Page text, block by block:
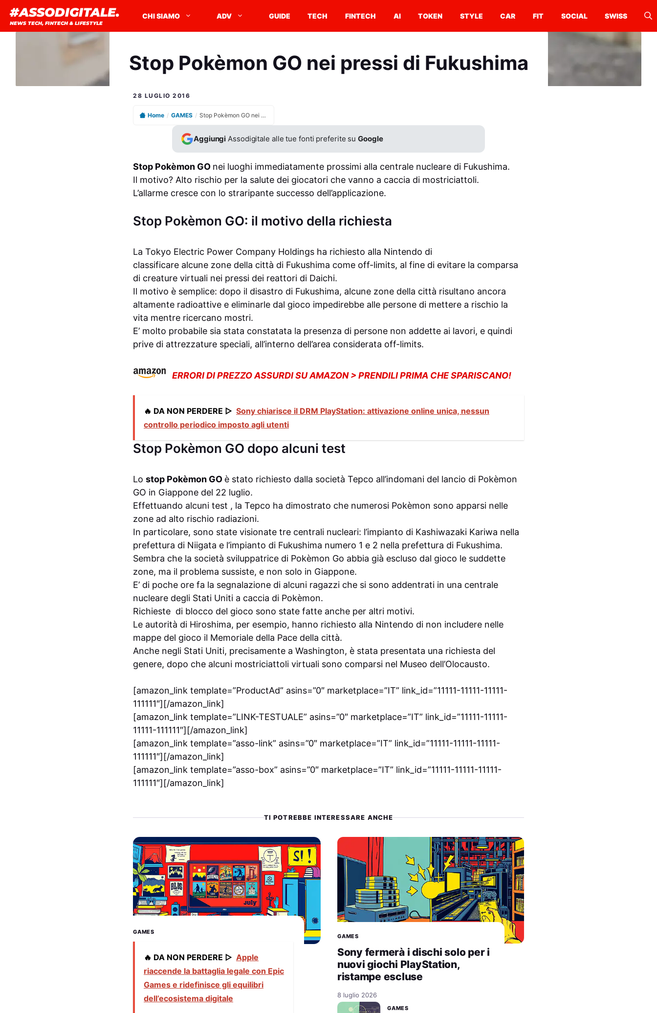
contenuto
#ASSODIGITALE.
NEWS TECH, FINTECH & LIFESTYLE
CHI SIAMO ADV GUIDE TECH FINTECH AI TOKEN STYLE CAR FIT SOCIAL SWISS
Stop Pokèmon GO nei pressi di Fukushima
28 LUGLIO 2016
Home / GAMES / Stop Pokèmon GO nei pressi di Fukushima
Aggiungi Assodigitale alle tue fonti preferite suGoogle
Stop Pokèmon GO nei luoghi immediatamente prossimi alla centrale nucleare di Fukushima.
Il motivo? Alto rischio per la salute dei giocatori che vanno a caccia di mostriciattoli.
L’allarme cresce con lo straripante successo dell’applicazione.
Stop Pokèmon GO: il motivo della richiesta
La Tokyo Electric Power Company Holdings ha richiesto alla Nintendo di
classificare alcune zone della città di Fukushima come off-limits, al fine di evitare la comparsa
di creature virtuali nei pressi dei reattori di Daichi.
Il motivo è semplice: dopo il disastro di Fukushima, alcune zone della città risultano ancora
altamente radioattive e eliminarle dal gioco impedirebbe alle persone di mettere a rischio la
vita mentre ricercano mostri.
E’ molto probabile sia stata constatata la presenza di persone non addette ai lavori, e quindi
prive di attrezzature speciali, all’interno dell’area considerata off-limits.
ERRORI DI PREZZO ASSURDI SU AMAZON > PRENDILI PRIMA CHE SPARISCANO!
🔥 DA NON PERDERE ▷ Sony chiarisce il DRM PlayStation: attivazione online unica, nessun
controllo periodico imposto agli utenti
Stop Pokèmon GO dopo alcuni test
Lo stop Pokèmon GO è stato richiesto dalla società Tepco all’indomani del lancio di Pokèmon
GO in Giappone del 22 luglio.
Effettuando alcuni test , la Tepco ha dimostrato che numerosi Pokèmon sono apparsi nelle
zone ad alto rischio radiazioni.
In particolare, sono state visionate tre centrali nucleari: l’impianto di Kashiwazaki Kariwa nella
prefettura di Niigata e l’impianto di Fukushima numero 1 e 2 nella prefettura di Fukushima.
Sembra che la società sviluppatrice di Pokèmon Go abbia già escluso dal gioco le suddette
zone, ma il problema sussiste, e non solo in Giappone.
E’ di poche ore fa la segnalazione di alcuni ragazzi che si sono addentrati in una centrale
nucleare degli Stati Uniti a caccia di Pokèmon.
Richieste di blocco del gioco sono state fatte anche per altri motivi.
Le autorità di Hiroshima, per esempio, hanno richiesto alla Nintendo di non includere nelle
mappe del gioco il Memoriale della Pace della città.
Anche negli Stati Uniti, precisamente a Washington, è stata presentata una richiesta del
genere, dopo che alcuni mostriciattoli virtuali sono comparsi nel Museo dell’Olocausto.
[amazon_link template=”ProductAd” asins=”0″ marketplace=”IT” link_id=”11111-11111-11111-
111111″][/amazon_link]
[amazon_link template=”LINK-TESTUALE” asins=”0″ marketplace=”IT” link_id=”11111-11111-
11111-111111″][/amazon_link]
[amazon_link template=”asso-link” asins=”0″ marketplace=”IT” link_id=”11111-11111-11111-
111111″][/amazon_link]
[amazon_link template=”asso-box” asins=”0″ marketplace=”IT” link_id=”11111-11111-11111-
111111″][/amazon_link]
TI POTREBBE INTERESSARE ANCHE
GAMES
🔥 DA NON PERDERE ▷ Apple
riaccende la battaglia legale con Epic
Games e ridefinisce gli equilibri
dell’ecosistema digitale
GAMES
Sony fermerà i dischi solo per i
nuovi giochi PlayStation,
ristampe escluse
8 luglio 2026
GAMES